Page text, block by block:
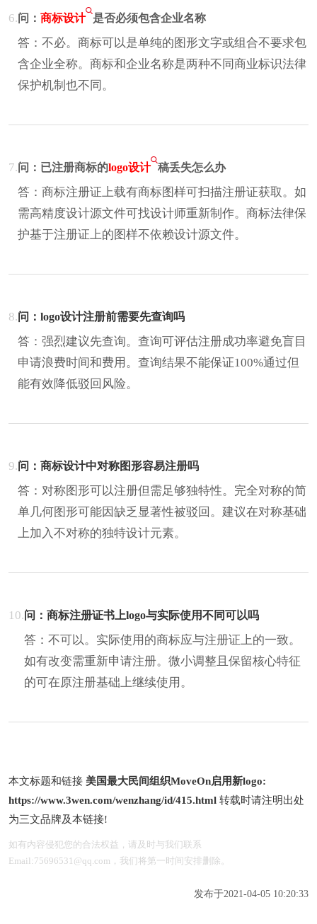
6.问： 商标设计 是否必须包含企业名称
答：不必。商标可以是单纯的图形文字或组合不要求包
含企业全称。商标和企业名称是两种不同商业标识法律
保护机制也不同。
7.问：已注册商标的logo设计 稿丢失怎么办
答：商标注册证上载有商标图样可扫描注册证获取。如
需高精度设计源文件可找设计师重新制作。商标法律保
护基于注册证上的图样不依赖设计源文件。
8.问：logo设计注册前需要先查询吗
答：强烈建议先查询。查询可评估注册成功率避免盲目
申请浪费时间和费用。查询结果不能保证100%通过但
能有效降低驳回风险。
9.问：商标设计中对称图形容易注册吗
答：对称图形可以注册但需足够独特性。完全对称的简
单几何图形可能因缺乏显著性被驳回。建议在对称基础
上加入不对称的独特设计元素。
10.问：商标注册证书上logo与实际使用不同可以吗
答：不可以。实际使用的商标应与注册证上的一致。
如有改变需重新申请注册。微小调整且保留核心特征
的可在原注册基础上继续使用。
本文标题和链接 美国最大民间组织MoveOn启用新logo:
https://www.3wen.com/wenzhang/id/415.html 转载时请注明出处
为三文品牌及本链接!
如有内容侵犯您的合法权益，请及时与我们联系
Email:75696531@qq.com，我们将第一时间安排删除。
发布于2021-04-05 10:20:33